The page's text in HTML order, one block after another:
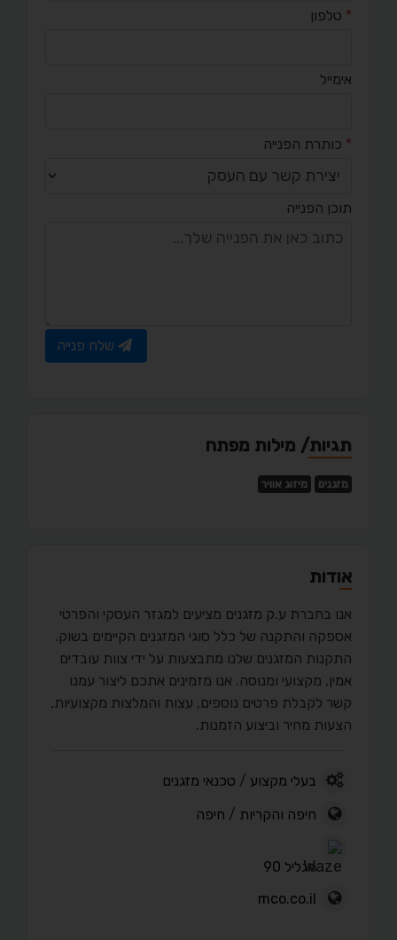
* טלפון
אימייל
* כותרת הפנייה
תוכן הפנייה
שלח פנייה
תגיות/ מילות מפתח
מזגנים מיזוג אוויר
אודות
אנו בחברת ע.ק מזגנים מציעים למגזר העסקי והפרטי
אספקה והתקנה של כלל סוגי המזגנים הקיימים בשוק.
התקנות המזגנים שלנו מתבצעות על ידי צוות עובדים
אמין, מקצועי ומנוסה. אנו מזמינים אתכם ליצור עמנו
קשר לקבלת פרטים נוספים, עצות והמלצות מקצועיות,
הצעות מחיר וביצוע הזמנות.
בעלי מקצוע / טכנאי מזגנים
חיפה והקריות / חיפה
הגליל 90
mco.co.il